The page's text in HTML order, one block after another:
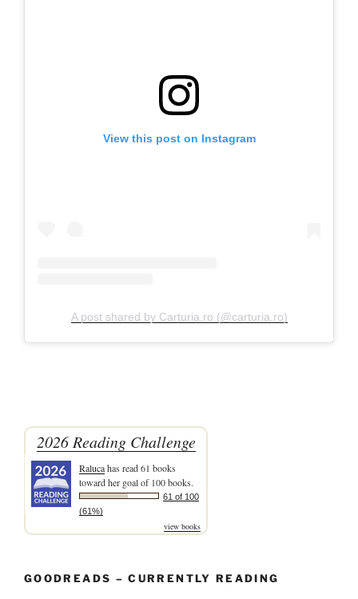
View this post on Instagram
A post shared by Carturia.ro (@carturia.ro)
2026 Reading Challenge
Ralucahas read 61 books
toward her goal of 100 books.
61 of 100
(61%)
view books
GOODREADS – CURRENTLY READING